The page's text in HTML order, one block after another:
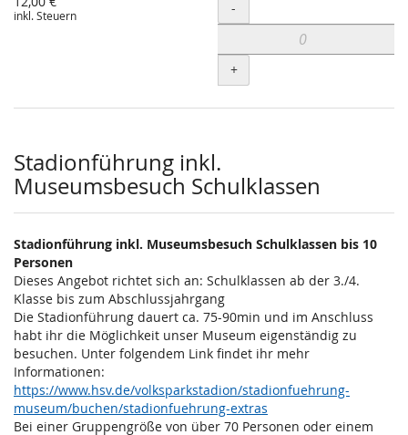
inkl. Steuern Menge
-
+
Stadionführung inkl.
Museumsbesuch Schulklassen
Stadionführung inkl. Museumsbesuch Schulklassen bis 10
Personen
Dieses Angebot richtet sich an: Schulklassen ab der 3./4.
Klasse bis zum Abschlussjahrgang
Die Stadionführung dauert ca. 75-90min und im Anschluss
habt ihr die Möglichkeit unser Museum eigenständig zu
besuchen. Unter folgendem Link findet ihr mehr
Informationen:
https://www.hsv.de/volksparkstadion/stadionfuehrung-
museum/buchen/stadionfuehrung-extras
Bei einer Gruppengröße von über 70 Personen oder einem